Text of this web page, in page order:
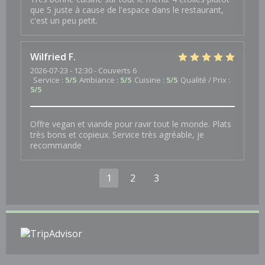
que 5 juste à cause de l'espace dans le restaurant,
c'est un peu petit.
Wilfried F
2026-07-23 - 12:30 - Couverts 6
Service : 5/5 Ambiance : 5/5 Cuisine : 5/5 Qualité / Prix :
5/5
Offre vegan et viande pour ravir tout le monde. Plats
très bons et copieux. Service très agréable, je
recommande
1 2 3